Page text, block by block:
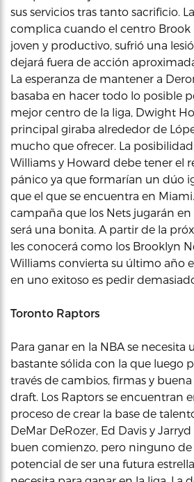
sus servicios tras tanto sacrificio.
complica cuando el centro Brook
joven y productivo, sufrió una
dejará fuera de acción
La esperanza de mantener a
basaba en hacer todo lo posible
mejor centro de la liga, Dwight
principal giraba alrededor de
mucho que ofrecer. La
Williams y Howard debe tener el
pánico ya que formarían un dúo
que el que se encuentra en
campaña que los Nets jugarán en
será una bonita. A partir de la
les conocerá como los Brooklyn
Williams convierta su último año
en uno exitoso es pedir
Toronto Raptors
Para ganar en la NBA se necesita
bastante sólida con la que luego
través de cambios, firmas y
draft. Los Raptors se encuentran
proceso de crear la base de
DeMar DeRozer, Ed Davis y
buen comienzo, pero ninguno de
potencial de ser una futura